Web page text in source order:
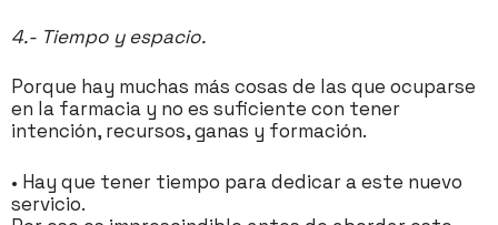
4.- Tiempo y espacio.
Porque hay muchas más cosas de las que ocuparse
en la farmacia y no es suficiente con tener
intención, recursos, ganas y formación.
• Hay que tener tiempo para dedicar a este nuevo
servicio.